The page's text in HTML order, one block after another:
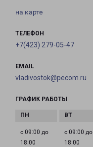
на карте
ТЕЛЕФОН
+7(423) 279-05-47
EMAIL
vladivostok@pecom.ru
ГРАФИК РАБОТЫ
с 09:00 до
18:00
с 09:00 до
18:00